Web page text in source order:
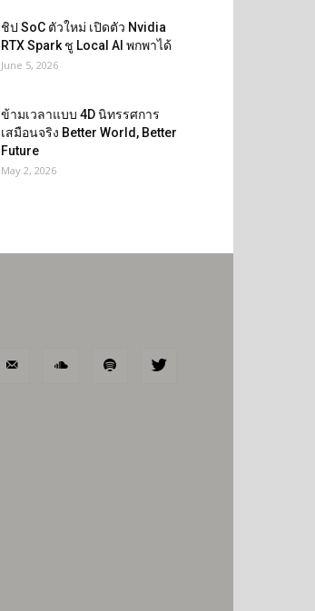
ชิป SoC ตัวใหม่ เปิดตัว Nvidia
RTX Spark ชู Local AI พกพาได้
June 5, 2026
ข้ามเวลาแบบ 4D นิทรรศการ
เสมือนจริง Better World, Better
Future
May 2, 2026